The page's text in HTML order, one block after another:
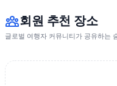
회원 추천 장소
글로벌 여행자 커뮤니티가 공유하는